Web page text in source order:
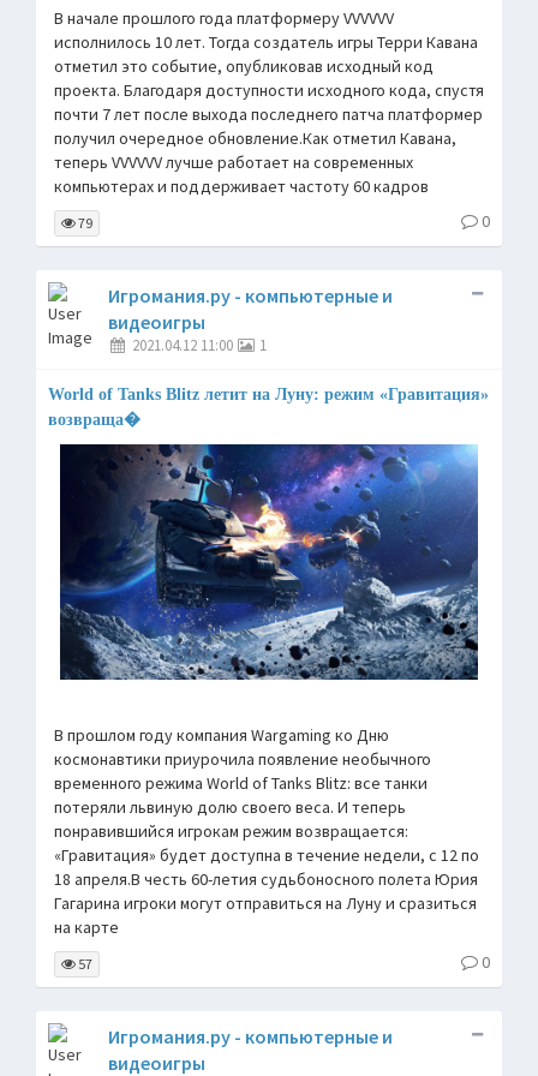
В начале прошлого года платформеру VVVVVV
исполнилось 10 лет. Тогда создатель игры Терри Кавана
отметил это событие, опубликовав исходный код
проекта. Благодаря доступности исходного кода, спустя
почти 7 лет после выхода последнего патча платформер
получил очередное обновление.Как отметил Кавана,
теперь VVVVVV лучше работает на современных
компьютерах и поддерживает частоту 60 кадров
79 0
Игромания.ру - компьютерные и
видеоигры
2021.04.12 11:00 1
World of Tanks Blitz летит на Луну: режим «Гравитация»
возвраща�
В прошлом году компания Wargaming ко Дню
космонавтики приурочила появление необычного
временного режима World of Tanks Blitz: все танки
потеряли львиную долю своего веса. И теперь
понравившийся игрокам режим возвращается:
«Гравитация» будет доступна в течение недели, с 12 по
18 апреля.В честь 60-летия судьбоносного полета Юрия
Гагарина игроки могут отправиться на Луну и сразиться
на карте
57 0
Игромания.ру - компьютерные и
видеоигры